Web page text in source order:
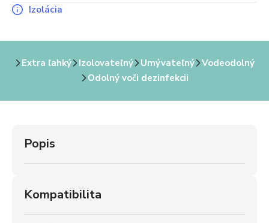
Izolácia
Extra ľahký Izolovateľný Umývateľný
Vodeodolný
Odolný voči dezinfekcii
Popis
Kompatibilita